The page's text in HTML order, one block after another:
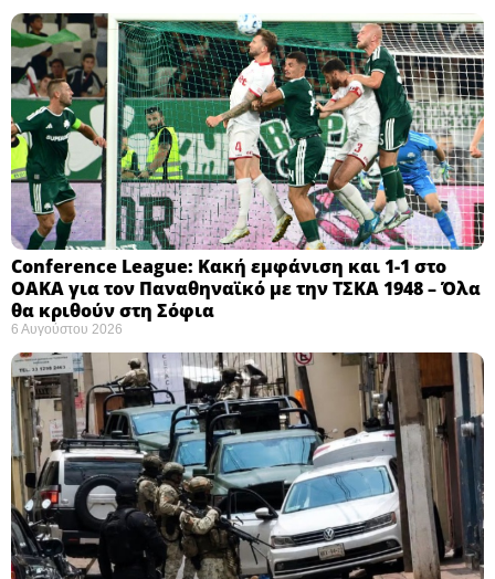
Conference League: Κακή εμφάνιση και 1-1 στο
ΟΑΚΑ για τον Παναθηναϊκό με την ΤΣΚΑ 1948 – Όλα
θα κριθούν στη Σόφια ​
6 Αυγούστου 2026